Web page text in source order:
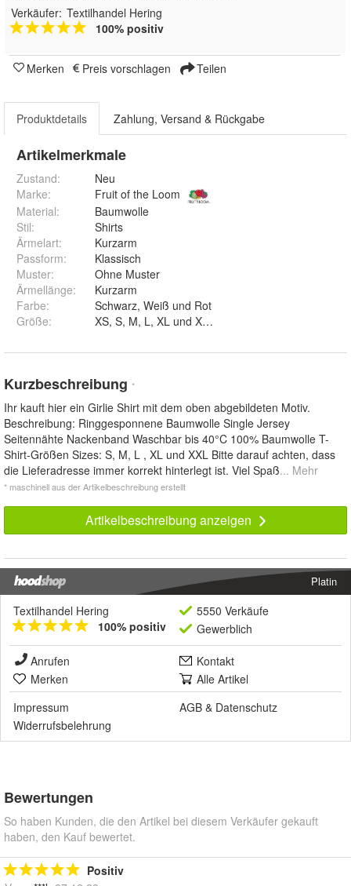
Verkäufer: Textilhandel Hering
100% positiv
Merken Preis vorschlagen Teilen
Produktdetails Zahlung, Versand & Rückgabe
Artikelmerkmale
Zustand:
Neu
Marke:
Fruit of the Loom
Material:
Baumwolle
Stil:
Shirts
Ärmelart:
Kurzarm
Passform:
Klassisch
Muster:
Ohne Muster
Ärmellänge:
Kurzarm
Farbe:
Schwarz, Weiß und Rot
Größe: XS, S, M, L, XL und XXL
Kurzbeschreibung *
Ihr kauft hier ein Girlie Shirt mit dem oben abgebildeten Motiv.
Beschreibung: Ringgesponnene Baumwolle Single Jersey
Seitennähte Nackenband Waschbar bis 40°C 100% Baumwolle T-
Shirt-Größen Sizes: S, M, L , XL und XXL Bitte darauf achten, dass
die Lieferadresse immer korrekt hinterlegt ist. Viel Spaß... Mehr
* maschinell aus der Artikelbeschreibung erstellt
Artikelbeschreibung anzeigen
Platin
Textilhandel Hering
100% positiv
5550 Verkäufe
Gewerblich
Anrufen
Kontakt
Merken
Alle Artikel
Impressum
AGB & Datenschutz
Widerrufsbelehrung
Bewertungen
So haben Kunden, die den Artikel bei diesem Verkäufer gekauft
haben, den Kauf bewertet.
Positiv